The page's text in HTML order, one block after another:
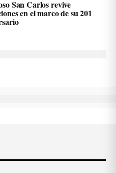
San Carlos revive
en el marco de su 201